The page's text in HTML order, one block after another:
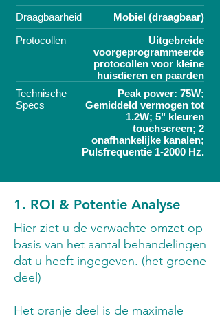
Draagbaarheid
Mobiel (draagbaar)
Protocollen
Uitgebreide
voorgeprogrammeerde
protocollen voor kleine
huisdieren en paarden
Technische
Specs
Peak power: 75W;
Gemiddeld vermogen tot
1.2W; 5" kleuren
touchscreen; 2
onafhankelijke kanalen;
Pulsfrequentie 1-2000 Hz.
1. ROI & Potentie Analyse
Hier ziet u de verwachte omzet op
basis van het aantal behandelingen
dat u heeft ingegeven. (het groene
deel)
Het oranje deel is de maximale